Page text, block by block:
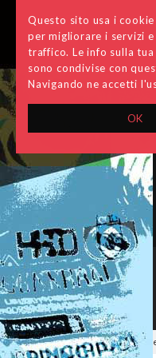
OK
Questo sito usa i
per migliorare i servizi e
traffico. Le info sulla tua
sono condivise con
Navigando ne accetti
ora è ufficiale: Hugo